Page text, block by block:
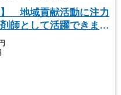
】 地域貢献活動に注力
師として活躍できま